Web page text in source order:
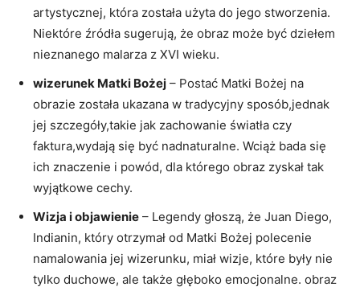
artystycznej, która została użyta do jego stworzenia.
Niektóre źródła sugerują, że obraz może być dziełem
nieznanego malarza z XVI wieku.
wizerunek Matki⁢ Bożej – Postać Matki Bożej​ na
obrazie została ukazana w‌ tradycyjny sposób,jednak
jej szczegóły,takie jak zachowanie światła czy
faktura,wydają ⁢się być nadnaturalne. Wciąż bada⁣ się
‍ich znaczenie i powód,​ dla którego obraz zyskał tak
wyjątkowe cechy.
Wizja i objawienie – Legendy głoszą,‌ że Juan Diego,
Indianin, który otrzymał od Matki Bożej polecenie
namalowania jej wizerunku, miał wizje, które były nie
tylko ​duchowe, ale także‌ głęboko emocjonalne. obraz